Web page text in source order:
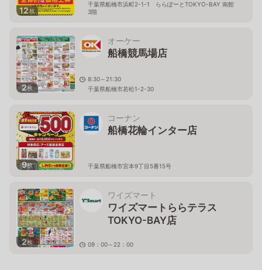
12枚
千葉県船橋市浜町2-1-1 ららぽーとTOKYO-BAY 南館
3階
2枚
オーケー
船橋競馬場店
8:30～21:30
千葉県船橋市若松1-2-30
9枚
コーナン
船橋花輪インター店
千葉県船橋市宮本9丁目5番15号
2枚
ワイズマート
ワイズマートららテラス
TOKYO-BAY店
09：00～22：00